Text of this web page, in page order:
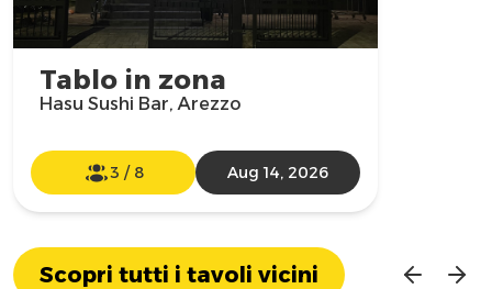
Tablo in zona
Hasu Sushi Bar, Arezzo
3 / 8 Aug 14, 2026
Scopri tutti i tavoli vicini